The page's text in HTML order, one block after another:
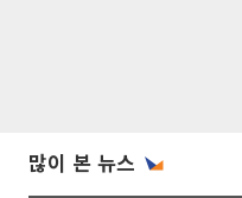
많이 본 뉴스